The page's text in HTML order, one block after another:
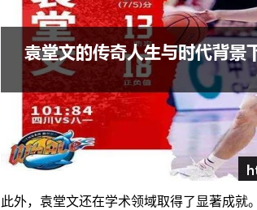
此外，袁堂文还在学术领域取得了显著成就